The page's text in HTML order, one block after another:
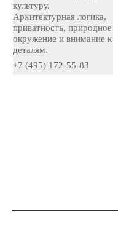
культуру.
Архитектурная логика,
приватность, природное
окружение и внимание к
деталям.
+7 (495) 172-55-83